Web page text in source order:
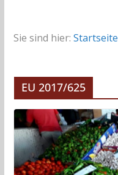
Sie sind hier: Startseite
EU 2017/625